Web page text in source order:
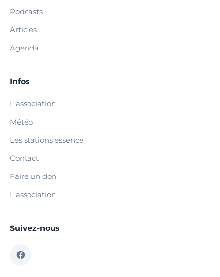
Podcasts
Articles
Agenda
Infos
L'association
Météo
Les stations essence
Contact
Faire un don
L'association
Suivez-nous